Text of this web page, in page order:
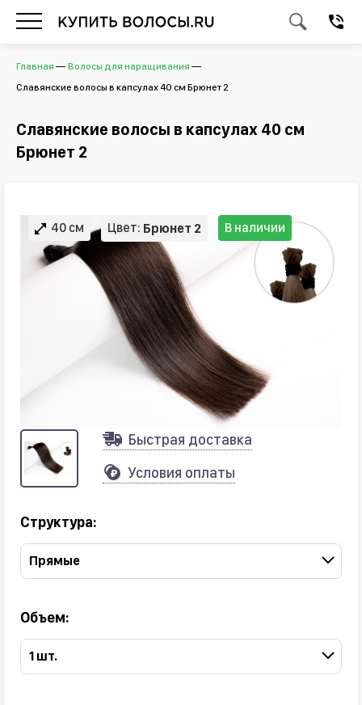
Главная
Волосы для наращивания
Славянские волосы в капсулах 40 см Брюнет 2
Славянские волосы в капсулах 40 см
Брюнет 2
40 см Цвет: Брюнет 2 В наличии
Быстрая доставка
Условия оплаты
Структура:
Прямые
Объем:
1 шт.